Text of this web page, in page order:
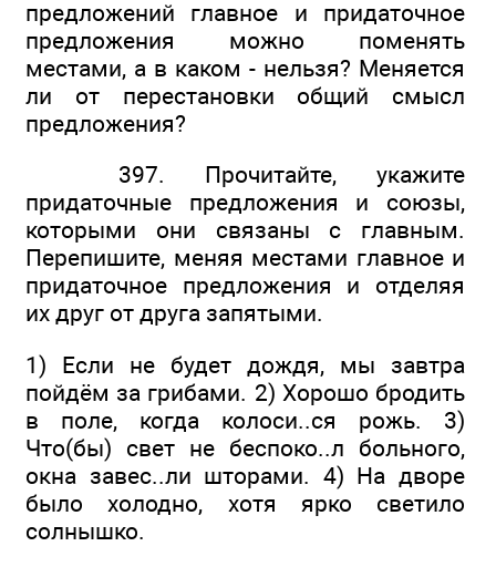
предложений главное и придаточное
предложения можно поменять
местами, а в каком - нельзя? Меняется
ли от перестановки общий смысл
предложения?
397. Прочитайте, укажите
придаточные предложения и союзы,
которыми они связаны с главным.
Перепишите, меняя местами главное и
придаточное предложения и отделяя
их друг от друга запятыми.
1) Если не будет дождя, мы завтра
пойдём за грибами. 2) Хорошо бродить
в поле, когда колоси..ся рожь. 3)
Что(бы) свет не беспоко..л больного,
окна завес..ли шторами. 4) На дворе
было холодно, хотя ярко светило
солнышко.